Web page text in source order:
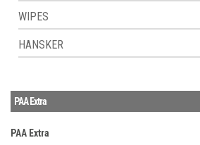
WIPES
HANSKER
PAA Extra
PAA Extra